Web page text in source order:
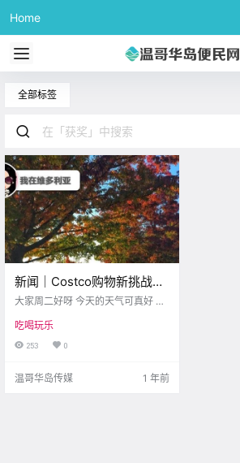
Home
全部标签
新闻｜Costco购物新挑战！
Langford交通拥堵因新学校
秋季旅游首选地~
大家周二好呀 今天的天气可真好 你
光的温暖呢？ 如果没有也没关系哦
因为接下来的一周 维多利亚都会被
在.
吃喝玩乐
253 0
温哥华岛传媒 1 年前